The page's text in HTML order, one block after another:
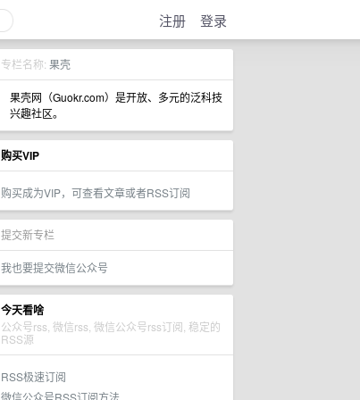
注册 登录
专栏名称: 果壳
果壳网（Guokr.com）是开放、多元的泛科技
兴趣社区。
购买VIP
购买成为VIP，可查看文章或者RSS订阅
提交新专栏
我也要提交微信公众号
今天看啥
公众号rss, 微信rss, 微信公众号rss订阅, 稳定的
RSS源
RSS极速订阅
微信公众号RSS订阅方法